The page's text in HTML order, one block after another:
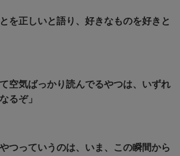
を正しいと語り、好きなものを好きと
空気ばっかり読んでるやつは、いずれ
るぞ」
つっていうのは、いま、この瞬間から